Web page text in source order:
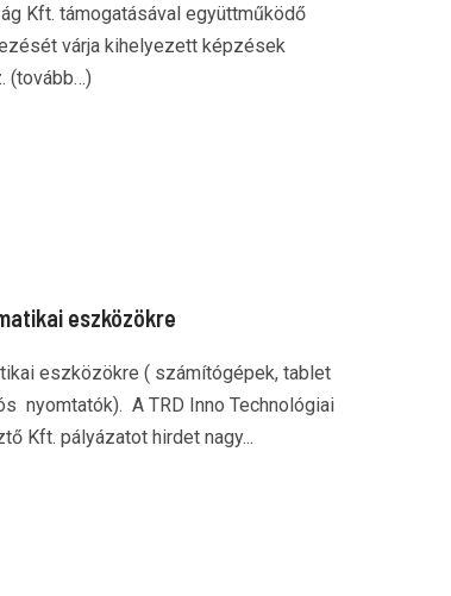
Kft. támogatásával együttműködő
várja kihelyezett képzések
(tovább…)
eszközökre
eszközökre ( számítógépek, tablet
nyomtatók). A TRD Inno Technológiai
Kft. pályázatot hirdet nagy...